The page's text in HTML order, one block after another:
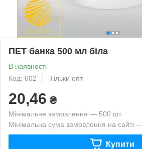
ПЕТ банка 500 мл біла
В наявності
Код: 602
Тільки опт
20,46 ₴
Мінімальне замовлення — 500 шт.
Мінімальна сума замовлення на сайті
Купити